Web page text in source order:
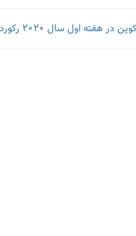
اول سال 2020 رکورد زد